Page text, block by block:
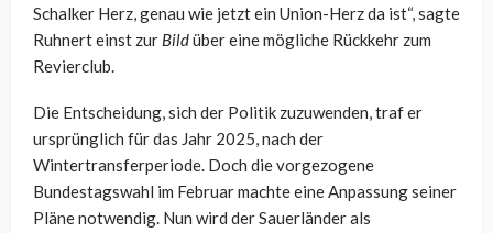
Schalker Herz, genau wie jetzt ein Union-Herz da ist“, sagte
Ruhnert einst zur Bildüber eine mögliche Rückkehr zum
Revierclub.
Die Entscheidung, sich der Politik zuzuwenden, traf er
ursprünglich für das Jahr 2025, nach der
Wintertransferperiode. Doch die vorgezogene
Bundestagswahl im Februar machte eine Anpassung seiner
Pläne notwendig. Nun wird der Sauerländer als